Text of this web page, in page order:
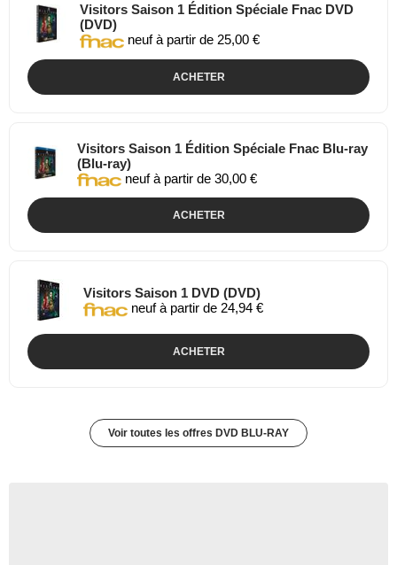
Visitors Saison 1 Édition Spéciale Fnac DVD
(DVD)
neuf à partir de 25,00 €
ACHETER
Visitors Saison 1 Édition Spéciale Fnac Blu-ray
(Blu-ray)
neuf à partir de 30,00 €
ACHETER
Visitors Saison 1 DVD (DVD)
neuf à partir de 24,94 €
ACHETER
Voir toutes les offres DVD BLU-RAY